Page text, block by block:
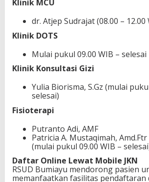
Klinik MCU
dr. Atjep Sudrajat (08.00 – 12.00
Klinik DOTS
Mulai pukul 09.00 WIB – selesai
Klinik Konsultasi Gizi
Yulia Biorisma, S.Gz (mulai
selesai)
Fisioterapi
Putranto Adi, AMF
Patricia A. Mustaqimah, Amd.Ftr
(mulai pukul 09.00 WIB –
Daftar Online Lewat Mobile JKN
RSUD Bumiayu mendorong pasien
memanfaatkan fasilitas pendaftaran